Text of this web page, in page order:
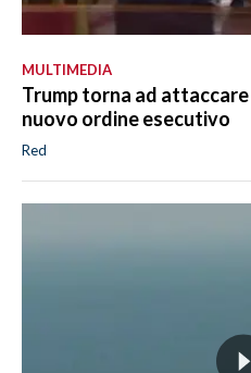
MULTIMEDIA
Trump torna ad
nuovo ordine esecutivo
Red